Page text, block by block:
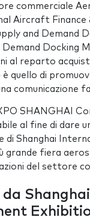
commerciale
Aircraft
and Demand
Demand Docking
al reparto
quello di
comunicazione
SHANGHAI
al fine di dare
di Shanghai
grande fiera
del settore